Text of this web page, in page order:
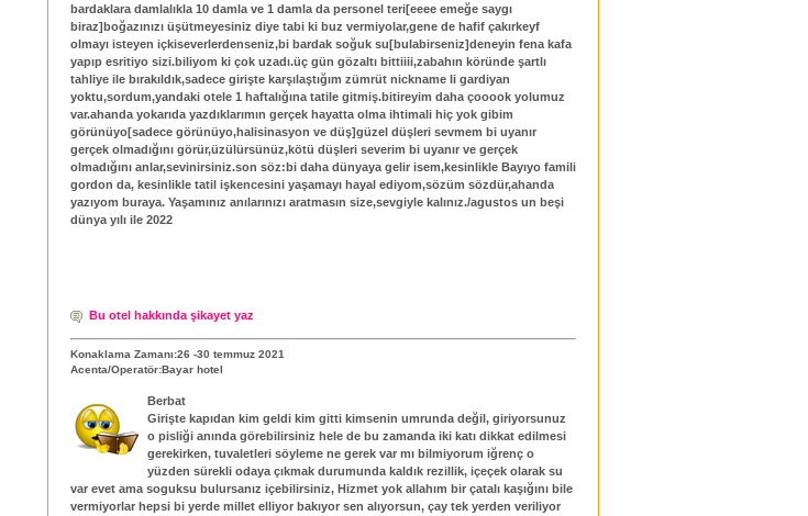
bardaklara damlalıkla 10 damla ve 1 damla da personel teri[eeee emeğe saygı
biraz]boğazınızı üşütmeyesiniz diye tabi ki buz vermiyolar,gene de hafif çakırkeyf
olmayı isteyen içkiseverlerdenseniz,bi bardak soğuk su[bulabirseniz]deneyin fena kafa
yapıp esritiyo sizi.biliyom ki çok uzadı.üç gün gözaltı bittiiii,zabahın köründe şartlı
tahliye ile bırakıldık,sadece girişte karşılaştığım zümrüt nickname li gardiyan
yoktu,sordum,yandaki otele 1 haftalığına tatile gitmiş.bitireyim daha çooook yolumuz
var.ahanda yokarıda yazdıklarımın gerçek hayatta olma ihtimali hiç yok gibim
görünüyo[sadece görünüyo,halisinasyon ve düş]güzel düşleri sevmem bi uyanır
gerçek olmadığını görür,üzülürsünüz,kötü düşleri severim bi uyanır ve gerçek
olmadığını anlar,sevinirsiniz.son söz:bi daha dünyaya gelir isem,kesinlikle Bayıyo famili
gordon da, kesinlikle tatil işkencesini yaşamayı hayal ediyom,sözüm sözdür,ahanda
yazıyom buraya. Yaşamınız anılarınızı aratmasın size,sevgiyle kalınız./agustos un beşi
dünya yılı ile 2022
Bu otel hakkında şikayet yaz
Konaklama Zamanı:26 -30 temmuz 2021
Acenta/Operatör:Bayar hotel
Berbat
Girişte kapıdan kim geldi kim gitti kimsenin umrunda değil, giriyorsunuz
o pisliği anında görebilirsiniz hele de bu zamanda iki katı dikkat edilmesi
gerekirken, tuvaletleri söyleme ne gerek var mı bilmiyorum iğrenç o
yüzden sürekli odaya çıkmak durumunda kaldık rezillik, içeçek olarak su
var evet ama soguksu bulursanız içebilirsiniz, Hizmet yok allahım bir çatalı kaşığını bile
vermiyorlar hepsi bi yerde millet elliyor bakıyor sen alıyorsun, çay tek yerden veriliyor